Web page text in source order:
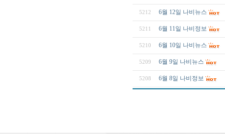
5212 6월 12일 나비뉴스
5211 6월 11일 나비정보
5210 6월 10일 나비뉴스
5209 6월 9일 나비뉴스
5208 6월 8일 나비정보